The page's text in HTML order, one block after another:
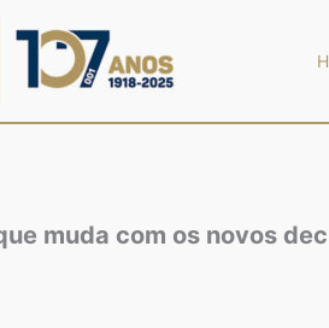
muda com os novos